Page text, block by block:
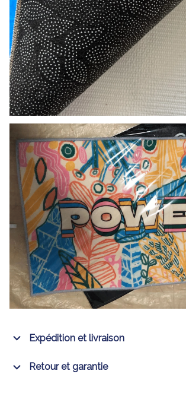
Expédition et livraison
Retour et garantie